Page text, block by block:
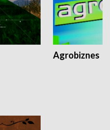
Agrobiznes